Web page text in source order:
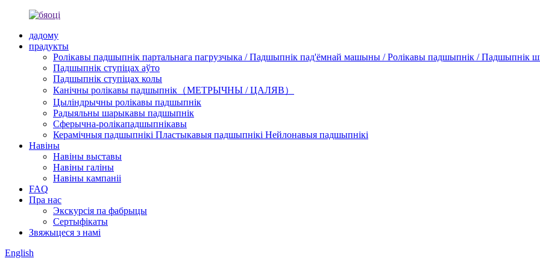
дадому
прадукты
Ролікавы падшыпнік партальнага пагрузчыка / Падшыпнік пад'ёмнай машыны / Ролікавы падшыпнік / Падшыпнік
Падшыпнік ступіцах аўто
Падшыпнік ступіцах колы
Канічны ролікавы падшыпнік（МЕТРЫЧНЫ / ЦАЛЯВ）
Цыліндрычны ролікавы падшыпнік
Радыяльны шарыкавы падшыпнік
Сферычна-ролікападшыпнікавы
Керамічныя падшыпнікі Пластыкавыя падшыпнікі Нейлонавыя падшыпнікі
Навіны
Навіны выставы
Навіны галіны
Навіны кампаніі
FAQ
Пра нас
Экскурсія па фабрыцы
Сертыфікаты
Звяжыцеся з намі
English